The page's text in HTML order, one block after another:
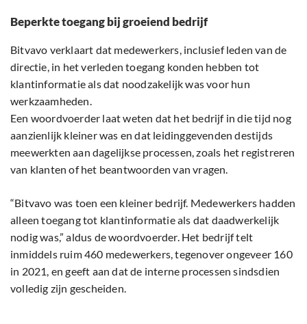
Beperkte toegang bij groeiend bedrijf
Bitvavo verklaart dat medewerkers, inclusief leden van de
directie, in het verleden toegang konden hebben tot
klantinformatie als dat noodzakelijk was voor hun
werkzaamheden.
Een woordvoerder laat weten dat het bedrijf in die tijd nog
aanzienlijk kleiner was en dat leidinggevenden destijds
meewerkten aan dagelijkse processen, zoals het registreren
van klanten of het beantwoorden van vragen.
“Bitvavo was toen een kleiner bedrijf. Medewerkers hadden
alleen toegang tot klantinformatie als dat daadwerkelijk
nodig was,” aldus de woordvoerder. Het bedrijf telt
inmiddels ruim 460 medewerkers, tegenover ongeveer 160
in 2021, en geeft aan dat de interne processen sindsdien
volledig zijn gescheiden.